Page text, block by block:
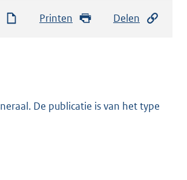
Printen Delen
De publicatie is van het type